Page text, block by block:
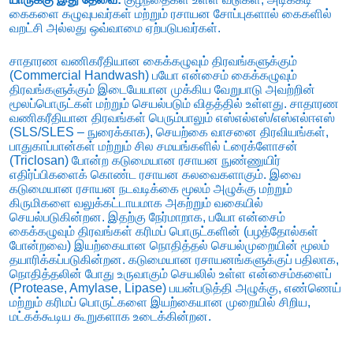
கைகளை கழுவுபவர்கள் மற்றும் ரசாயன சோப்புகளால் கைகளில்
வறட்சி அல்லது ஒவ்வாமை ஏற்படுபவர்கள்.
சாதாரண வணிகரீதியான கைக்கழுவும் திரவங்களுக்கும்
(Commercial Handwash) பயோ என்சைம் கைக்கழுவும்
திரவங்களுக்கும் இடையேயான முக்கிய வேறுபாடு அவற்றின்
மூலப்பொருட்கள் மற்றும் செயல்படும் விதத்தில் உள்ளது. சாதாரண
வணிகரீதியான திரவங்கள் பெரும்பாலும் எஸ்எல்எஸ்/எஸ்எல்ஈஎஸ்
(SLS/SLES – நுரைக்காக), செயற்கை வாசனை திரவியங்கள்,
பாதுகாப்பான்கள் மற்றும் சில சமயங்களில் ட்ரைக்ளோசன்
(Triclosan) போன்ற கடுமையான ரசாயன நுண்ணுயிர்
எதிர்ப்பிகளைக் கொண்ட ரசாயன கலவைகளாகும். இவை
கடுமையான ரசாயன நடவடிக்கை மூலம் அழுக்கு மற்றும்
கிருமிகளை வலுக்கட்டாயமாக அகற்றும் வகையில்
செயல்படுகின்றன. இதற்கு நேர்மாறாக, பயோ என்சைம்
கைக்கழுவும் திரவங்கள் கரிமப் பொருட்களின் (பழத்தோல்கள்
போன்றவை) இயற்கையான நொதித்தல் செயல்முறையின் மூலம்
தயாரிக்கப்படுகின்றன. கடுமையான ரசாயனங்களுக்குப் பதிலாக,
நொதித்தலின் போது உருவாகும் செயலில் உள்ள என்சைம்களைப்
(Protease, Amylase, Lipase) பயன்படுத்தி அழுக்கு, எண்ணெய்
மற்றும் கரிமப் பொருட்களை இயற்கையான முறையில் சிறிய,
மட்கக்கூடிய கூறுகளாக உடைக்கின்றன.